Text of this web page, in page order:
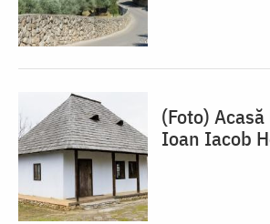
(Foto)
Ioan Iacob